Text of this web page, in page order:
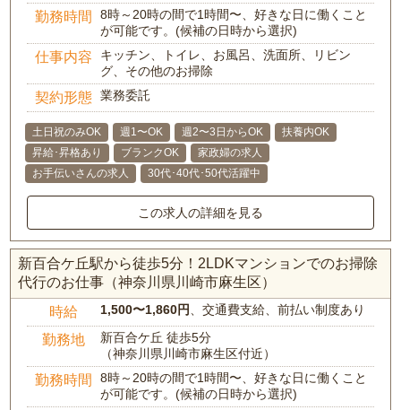
勤務時間
8時～20時の間で1時間〜、好きな日に働くこと
が可能です。(候補の日時から選択)
仕事内容
キッチン、トイレ、お風呂、洗面所、リビン
グ、その他のお掃除
契約形態 業務委託
土日祝のみOK 週1〜OK 週2〜3日からOK
扶養内OK
昇給･昇格あり
ブランクOK
家政婦の求人
お手伝いさんの求人
30代･40代･50代活躍中
この求人の詳細を見る
新百合ケ丘駅から徒歩5分！2LDKマンションでのお掃除
代行のお仕事（神奈川県川崎市麻生区）
時給 1,500〜1,860円、交通費支給、前払い制度あり
勤務地
新百合ケ丘 徒歩5分
（神奈川県川崎市麻生区付近）
勤務時間
8時～20時の間で1時間〜、好きな日に働くこと
が可能です。(候補の日時から選択)